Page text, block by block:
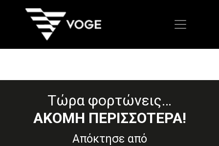
Τώρα φορτώνεις…
ΑΚΟΜΗ ΠΕΡΙΣΣΟΤΕΡΑ!
Απόκτησε από